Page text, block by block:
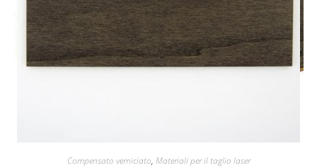
Compensato verniciato, Materiali per il taglio laser